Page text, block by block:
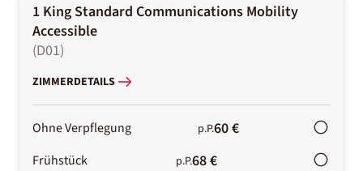
1 King Standard Communications Mobility
Accessible
(D01)
ZIMMERDETAILS
Ohne Verpflegung p.P.60 €
Frühstück p.P.68 €